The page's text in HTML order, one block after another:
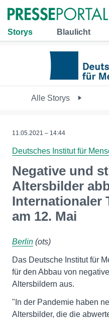
Storys Blaulicht
Alle Storys
11.05.2021 – 14:44
Deutsches Institut für
Negative und
Altersbilder
Internationaler
am 12. Mai
Berlin (ots)
Das Deutsche Institut für
für den Abbau von
Altersbildern aus.
"In der Pandemie haben
Altersbilder, die die